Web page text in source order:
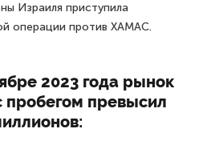
Израиля приступила
операции против ХАМАС.
2023 года рынок
пробегом превысил